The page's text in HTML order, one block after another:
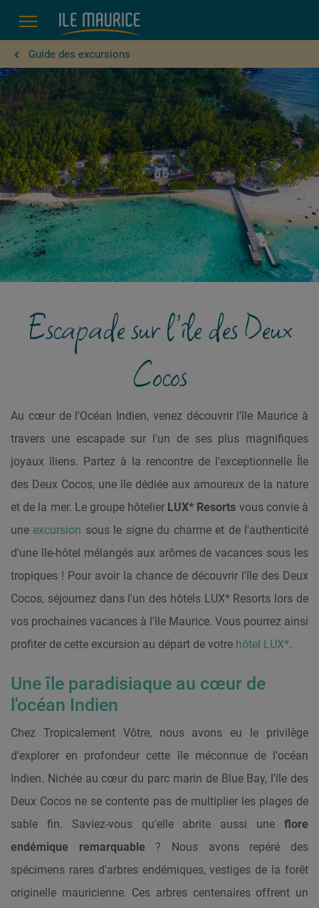
Guide des excursions
sur l’île des Deux Cocos
Escapade sur l’île des Deux
Cocos
Au cœur de l'Océan Indien, venez découvrir l'île Maurice à
travers une escapade sur l'un de ses plus magnifiques
joyaux îliens. Partez à la rencontre de l'exceptionnelle Île
des Deux Cocos, une île dédiée aux amoureux de la nature
et de la mer. Le groupe hôtelier LUX* Resorts vous convie à
une excursion sous le signe du charme et de l'authenticité
d'une île-hôtel mélangés aux arômes de vacances sous les
tropiques ! Pour avoir la chance de découvrir l'île des Deux
Cocos, séjournez dans l'un des hôtels LUX* Resorts lors de
vos prochaines vacances à l'île Maurice. Vous pourrez ainsi
profiter de cette excursion au départ de votre hôtel LUX*.
Une île paradisiaque au cœur de
l'océan Indien
Chez Tropicalement Vôtre, nous avons eu le privilège
d'explorer en profondeur cette île méconnue de l'océan
Indien. Nichée au cœur du parc marin de Blue Bay, l'île des
Deux Cocos ne se contente pas de multiplier les plages de
sable fin. Saviez-vous qu'elle abrite aussi une flore
endémique remarquable ? Nous avons repéré des
spécimens rares d'arbres endémiques, vestiges de la forêt
originelle mauricienne. Ces arbres centenaires offrent un